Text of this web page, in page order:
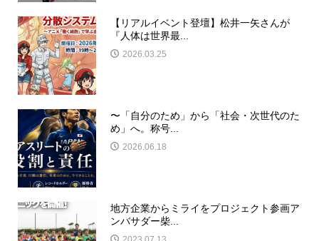
【リアルイベント登壇】松井一矢さんが
『人体は世界最...
2026.03.25
〜「自分のため」から「社会・次世代のた
め」へ。称号...
2026.06.18
地方企業からミライをプロジェクト参画ア
ンバサダー柴...